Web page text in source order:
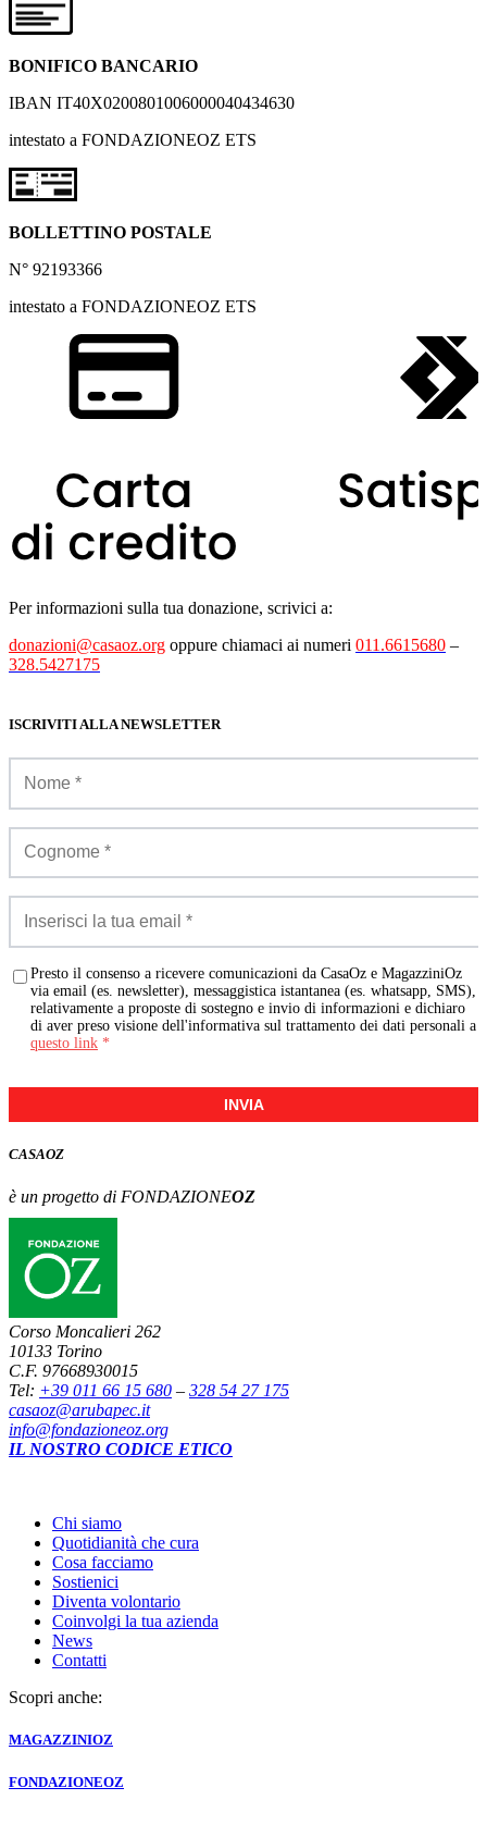
BONIFICO BANCARIO
IBAN IT40X0200801006000040434630
intestato a FONDAZIONEOZ ETS
BOLLETTINO POSTALE
N° 92193366
intestato a FONDAZIONEOZ ETS
Per informazioni sulla tua donazione, scrivici a:
donazioni@casaoz.org oppure chiamaci ai numeri 011.6615680 –
328.5427175
ISCRIVITI ALLA NEWSLETTER
Presto il consenso a ricevere comunicazioni da CasaOz e MagazziniOz
via email (es. newsletter), messaggistica istantanea (es. whatsapp, SMS),
relativamente a proposte di sostegno e invio di informazioni e dichiaro
di aver preso visione dell'informativa sul trattamento dei dati personali a
questo link *
INVIA
CASAOZ
è un progetto di FONDAZIONEOZ
Corso Moncalieri 262
10133 Torino
C.F. 97668930015
Tel: +39 011 66 15 680 – 328 54 27 175
casaoz@arubapec.it
info@fondazioneoz.org
IL NOSTRO CODICE ETICO
Chi siamo
Quotidianità che cura
Cosa facciamo
Sostienici
Diventa volontario
Coinvolgi la tua azienda
News
Contatti
Scopri anche:
MAGAZZINIOZ
FONDAZIONEOZ